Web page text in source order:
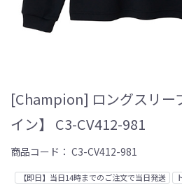
[Champion] ロングスリー
イン】 C3-CV412-981
商品コード： C3-CV412-981
【即日】当日14時までのご注文で当日発送